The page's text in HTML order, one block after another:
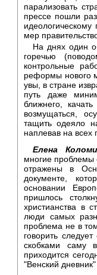
парализовать
прессе пошли
мер
На днях один
горечью
контрольные
реформы нового
увы, в стране
путь даже
ближнего,
возмущаться,
тащить одеяло
наплевав на всех
Елена
многие проблемы
отражены в
документе,
основании
пришлось
христианства в
люди самых
проблема не в
говорить
скобками саму
приходится
"Венский